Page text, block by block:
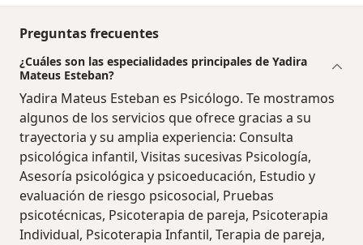
Preguntas frecuentes
¿Cuáles son las especialidades principales de Yadira
Mateus Esteban?
Yadira Mateus Esteban es Psicólogo. Te mostramos
algunos de los servicios que ofrece gracias a su
trayectoria y su amplia experiencia: Consulta
psicológica infantil, Visitas sucesivas Psicología,
Asesoría psicológica y psicoeducación, Estudio y
evaluación de riesgo psicosocial, Pruebas
psicotécnicas, Psicoterapia de pareja, Psicoterapia
Individual, Psicoterapia Infantil, Terapia de pareja,